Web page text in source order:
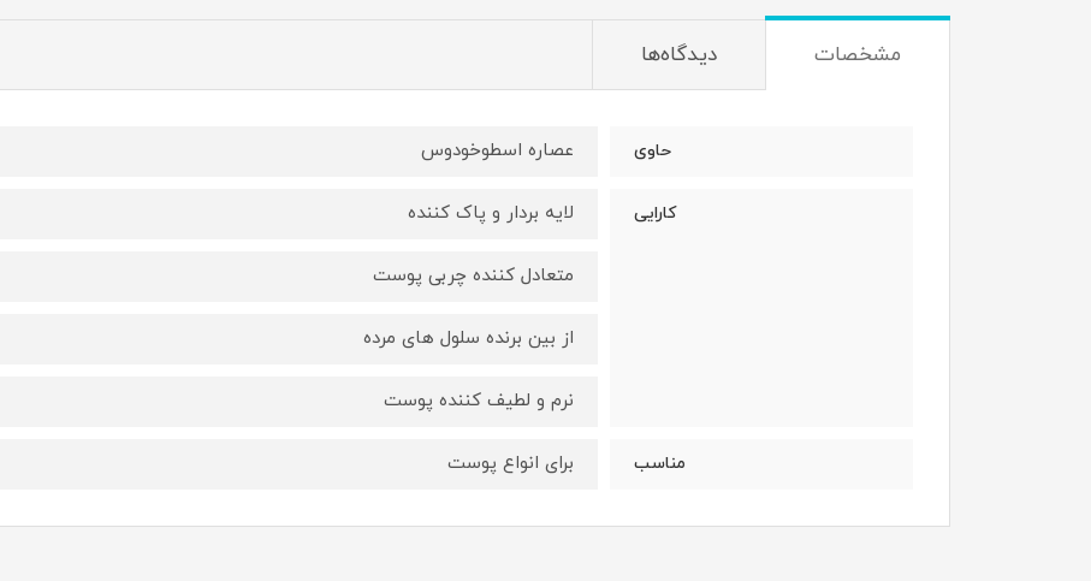
مشخصات دیدگاه‌ها
حاوی عصاره اسطوخودوس
کارایی لایه بردار و پاک کننده
متعادل کننده چربی پوست
از بین برنده سلول های مرده
نرم و لطیف کننده پوست
مناسب برای انواع پوست